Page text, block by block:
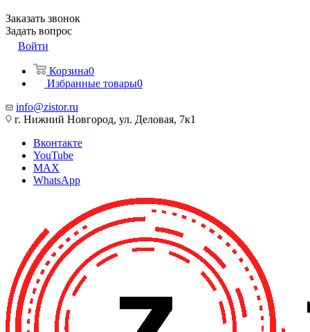
Заказать звонок
Задать вопрос
Войти
Корзина0
Избранные товары0
info@zistor.ru
г. Нижний Новгород, ул. Деловая, 7к1
Вконтакте
YouTube
MAX
WhatsApp